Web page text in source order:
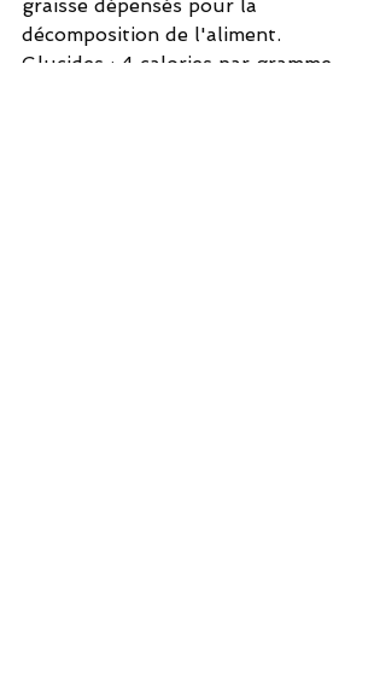
graisse dépensés pour la
décomposition de l'aliment.
Glucides : 4 calories par gramme